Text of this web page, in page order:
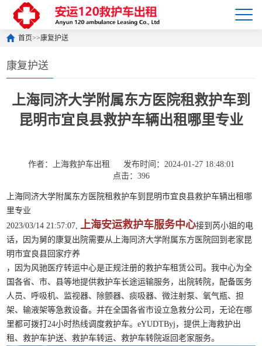
首页>>康复护送
康复护送
上海同济大学附属东方医院租救护车到
昆明市宜良县救护车辆出租哪里专业
作者：上海救护车出租
发布时间：2024-01-27 18:48:01
点击：396
上海同济大学附属东方医院租救护车到昆明市宜良县救护车辆出租哪
里专业
2023/03/14 21:57:07, 上海安运救护车服务中心接到芮小姐的电
话，因为舅的康复出院需要从上海同济大学附属东方医院回到老家昆
明市宜良县回家疗养
，因为风驰医疗转运中心是正规注册的救护车租赁公司。我中心为全
国各省、市、县等地提供救护车长途运输服务，出院转院，配备医务
人员、呼吸机、监视器、除颤器、痰吸器、微注射泵、氧气瓶、担
架、输液架等急救设备。并在全国各省市设立急救分公司，无论在哪
里都可拨打24小时热线调度救护车。eYUDTByj，提供上海救护出
租、救护车护送、救护车转运、救护车转院返回老家服务。